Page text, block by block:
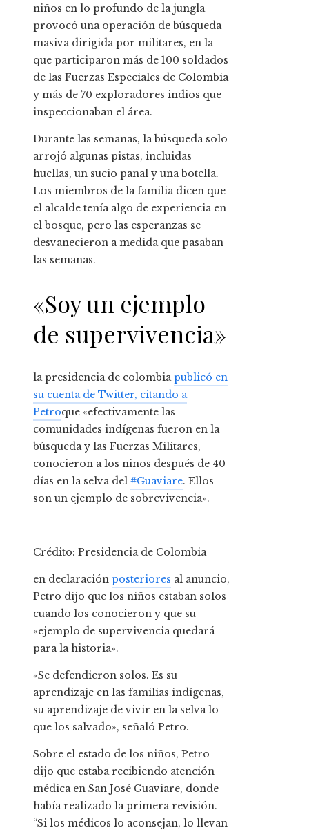
niños en lo profundo de la jungla
provocó una operación de búsqueda
masiva dirigida por militares, en la
que participaron más de 100 soldados
de las Fuerzas Especiales de Colombia
y más de 70 exploradores indios que
inspeccionaban el área.
Durante las semanas, la búsqueda solo
arrojó algunas pistas, incluidas
huellas, un sucio panal y una botella.
Los miembros de la familia dicen que
el alcalde tenía algo de experiencia en
el bosque, pero las esperanzas se
desvanecieron a medida que pasaban
las semanas.
«Soy un ejemplo
de supervivencia»
la presidencia de colombiapublicó en
su cuenta de Twitter, citando a
Petroque «efectivamente las
comunidades indígenas fueron en la
búsqueda y las Fuerzas Militares,
conocieron a los niños después de 40
días en la selva del #Guaviare. Ellos
son un ejemplo de sobrevivencia».
Crédito: Presidencia de Colombia
en declaración posteriores al anuncio,
Petro dijo que los niños estaban solos
cuando los conocieron y que su
«ejemplo de supervivencia quedará
para la historia».
«Se defendieron solos. Es su
aprendizaje en las familias indígenas,
su aprendizaje de vivir en la selva lo
que los salvado», señaló Petro.
Sobre el estado de los niños, Petro
dijo que estaba recibiendo atención
médica en San José Guaviare, donde
había realizado la primera revisión.
“Si los médicos lo aconsejan, lo llevan